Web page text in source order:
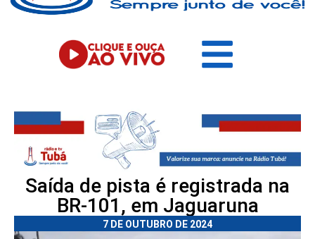
Saída de pista é registrada na
BR-101, em Jaguaruna
7 DE OUTUBRO DE 2024